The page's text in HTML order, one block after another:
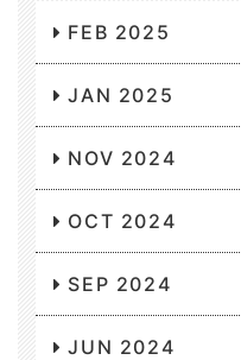
FEB 2025
JAN 2025
NOV 2024
OCT 2024
SEP 2024
JUN 2024